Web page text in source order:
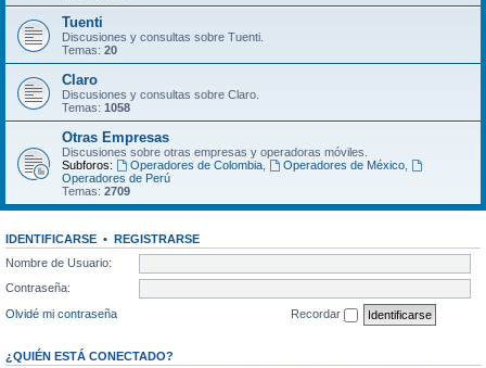
Tuenti
Discusiones y consultas sobre Tuenti.
Temas: 20
Claro
Discusiones y consultas sobre Claro.
Temas: 1058
Otras Empresas
Discusiones sobre otras empresas y operadoras móviles.
Subforos:
Operadores de Colombia, Operadores de México,
Operadores de Perú
Temas: 2709
IDENTIFICARSE • REGISTRARSE
Nombre de Usuario:
Contraseña:
Olvidé mi contraseña
Recordar
¿QUIÉN ESTÁ CONECTADO?